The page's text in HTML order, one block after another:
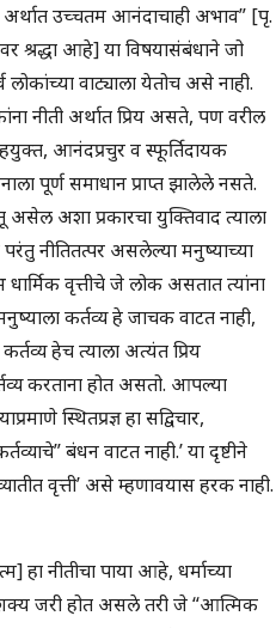
अर्थात उच्चतम आनंदाचाही अभाव” [पृ.
श्रद्धा आहे] या विषयासंबंधाने जो
लोकांच्या वाट्याला येतोच असे नाही.
नीती अर्थात प्रिय असते, पण वरील
आनंदप्रचुर व स्फूर्तिदायक
पूर्ण समाधान प्राप्त झालेले नसते.
असेल अशा प्रकारचा युक्तिवाद त्याला
नीतितत्पर असलेल्या मनुष्याच्या
वृत्तीचे जे लोक असतात त्यांना
कर्तव्य हे जाचक वाटत नाही,
हेच त्याला अत्यंत प्रिय
करताना होत असतो. आपल्या
स्थितप्रज्ञ हा सद्विचार,
बंधन वाटत नाही.’ या दृष्टीने
वृत्ती’ असे म्हणावयास हरक नाही.
हा नीतीचा पाया आहे, धर्माच्या
शक्य जरी होत असले तरी जे “आत्मिक